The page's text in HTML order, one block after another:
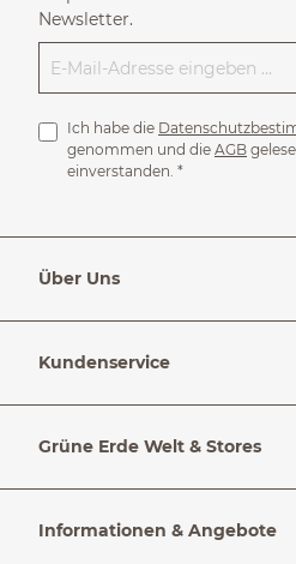
Newsletter.
Ich habe die
genommen und die AGB
einverstanden. *
Über Uns
Kundenservice
Grüne Erde Welt & Stores
Informationen & Angebote